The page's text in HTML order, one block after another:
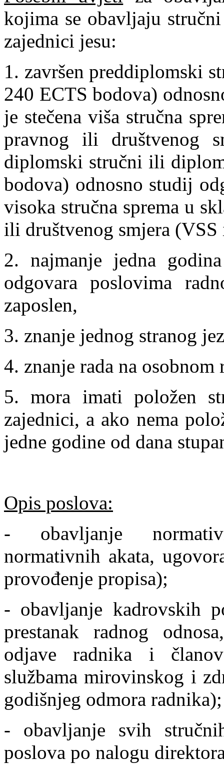
kojima se obavljaju
zajednici jesu:
1. završen preddiplomski
240 ECTS bodova)
je stečena viša stručna
pravnog ili društvenog
diplomski stručni ili
bodova) odnosno studij
visoka stručna sprema u
ili društvenog smjera (VSS
2. najmanje jedna
odgovara poslovima
zaposlen,
3. znanje jednog stranog
4. znanje rada na osobnom
5. mora imati položen
zajednici, a ako nema
jedne godine od dana
Opis poslova:
- obavljanje
normativnih akata,
provođenje propisa);
- obavljanje kadrovskih
prestanak radnog
odjave radnika i
službama mirovinskog i
godišnjeg odmora radnika);
- obavljanje svih
poslova po nalogu